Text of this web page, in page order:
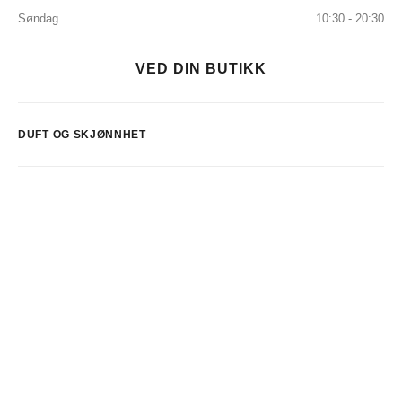
Søndag
10:30 - 20:30
VED DIN BUTIKK
DUFT OG SKJØNNHET